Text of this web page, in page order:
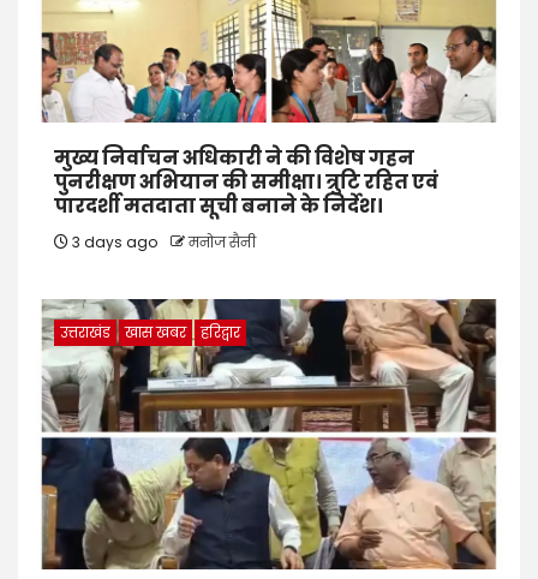
मुख्य निर्वाचन अधिकारी ने की विशेष गहन
पुनरीक्षण अभियान की समीक्षा। त्रुटि रहित एवं
पारदर्शी मतदाता सूची बनाने के निर्देश।
3 days ago मनोज सैनी
उत्तराखंड खास खबर हरिद्वार